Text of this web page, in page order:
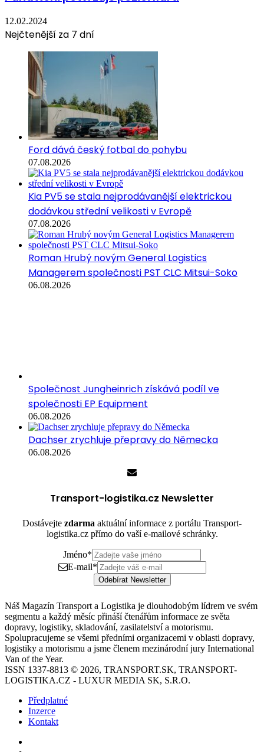
12.02.2024
Nejčtenější za 7 dní
Ford dává český fotbal do pohybu
07.08.2026
Kia PV5 se stala nejprodávanější elektrickou
dodávkou střední velikosti v Evropě
07.08.2026
Roman Hrubý novým General Logistics
Managerem společnosti PST CLC Mitsui-Soko
06.08.2026
Společnost Jungheinrich získává podíl ve
společnosti EP Equipment
06.08.2026
Dachser zrychluje přepravy do Německa
06.08.2026
Transport-logistika.cz Newsletter
Dostávejte zdarma aktuální informace z portálu Transport-
logistika.cz přímo do vaší e-mailové schránky.
Jméno*
E-mail*
Odebírat Newsletter
Náš Magazín Transport a Logistika je dlouhodobým lídrem ve svém
segmentu a každý měsíc přináší čtenářům informace ze světa
dopravy, logistiky, skladování, zasilatelství a motorismu.
Spolupracujeme se všemi předními organizacemi v oblasti dopravy,
logistiky a motorismu a jsme členem mezinárodní jury International
Van of the Year.
ISSN 1337-8813 © 2026, TRANSPORT.SK, TRANSPORT-
LOGISTIKA.CZ - LUXUR MEDIA SK, S.R.O.
Předplatné
Inzerce
Kontakt